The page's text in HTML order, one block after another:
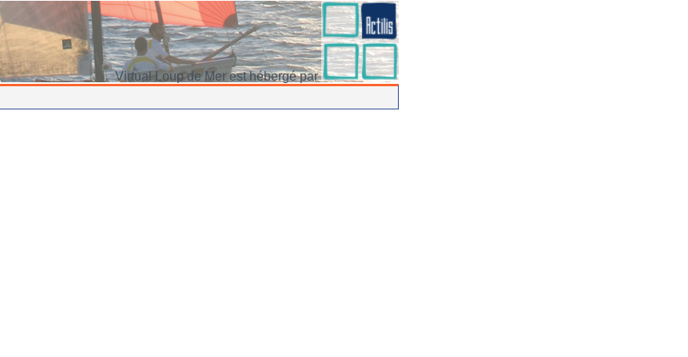
Virtual Loup de Mer est hébergé par